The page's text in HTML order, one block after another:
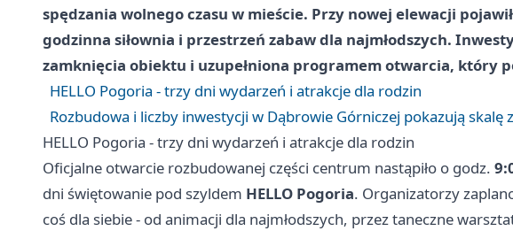
spędzania wolnego czasu w mieście. Przy nowej elewacji
godzinna siłownia i przestrzeń zabaw dla najmłodszych.
zamknięcia obiektu i uzupełniona programem otwarcia, który
HELLO Pogoria - trzy dni wydarzeń i atrakcje dla rodzin
Rozbudowa i liczby inwestycji w Dąbrowie Górniczej pokazują skalę
HELLO Pogoria - trzy dni wydarzeń i atrakcje dla rodzin
Oficjalne otwarcie rozbudowanej części centrum nastąpiło o godz.
dni świętowanie pod szyldem HELLO Pogoria. Organizatorzy
coś dla siebie - od animacji dla najmłodszych, przez taneczne